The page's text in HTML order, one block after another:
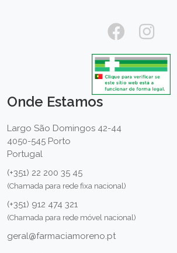
Onde Estamos
Largo São Domingos 42-44
4050-545 Porto
Portugal
(+351) 22 200 35 45
(Chamada para rede fixa nacional)
(+351) 912 474 321
(Chamada para rede móvel nacional)
geral@farmaciamoreno.pt